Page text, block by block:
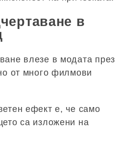
в
влезе в модата през
от много филмови
ефект е, че само
са изложени на